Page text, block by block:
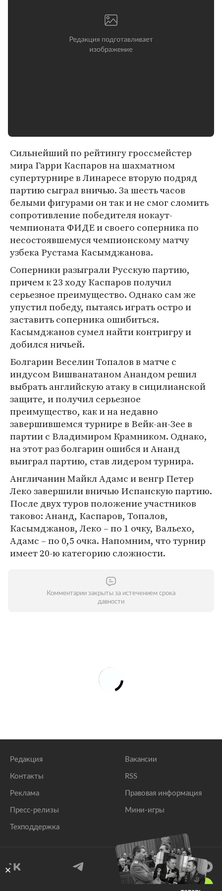
Сильнейший по рейтингу гроссмейстер
мира Гарри Каспаров на шахматном
супертурнире в Линаресе вторую подряд
партию сыграл вничью. За шесть часов
белыми фигурами он так и не смог сломить
сопротивление победителя нокаут-
чемпионата ФИДЕ и своего соперника по
несостоявшемуся чемпионскому матчу
узбека Рустама Касымджанова.
Соперники разыграли Русскую партию,
причем к 23 ходу Каспаров получил
серьезное преимущество. Однако сам же
упустил победу, пытаясь играть остро и
заставить соперника ошибиться.
Касымджанов сумел найти контригру и
добился ничьей.
Болгарин Веселин Топалов в матче с
индусом Вишванатаном Анандом решил
выбрать английскую атаку в сицилианской
защите, и получил серьезное
преимущество, как и на недавно
завершившемся турнире в Вейк-ан-Зее в
партии с Владимиром Крамником. Однако,
на этот раз болгарин ошибся и Ананд
выиграл партию, став лидером турнира.
Англичанин Майкл Адамс и венгр Петер
Леко завершили вничью Испанскую партию.
После двух туров положение участников
таково: Ананд, Каспаров, Топалов,
Касымджанов, Леко – по 1 очку, Вальехо,
Адамс – по 0,5 очка. Напомним, что турнир
имеет 20-ю категорию сложности.
Комментарии закрыты за истечением срока
давности
Редакция
Контакты
Реклама
Пресс-релизы
Техподдержка
Вакансии
RSS
Правовая информация
Мини-игры